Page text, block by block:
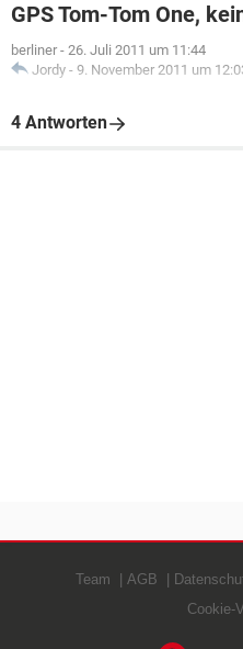
GPS Tom-Tom One,
berliner - 26. Juli 2011 um 11:44
Jordy - 9. November 2011 um
4 Antworten
Team AGB
Cookie-